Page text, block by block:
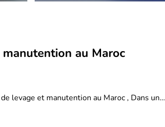
au Maroc
levage et manutention au Maroc , Dans un…